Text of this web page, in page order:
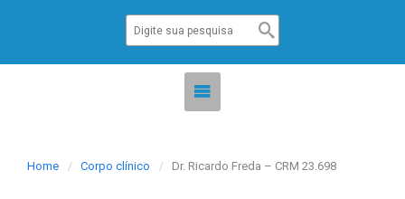
Home Corpo clínico Dr. Ricardo Freda – CRM 23.698